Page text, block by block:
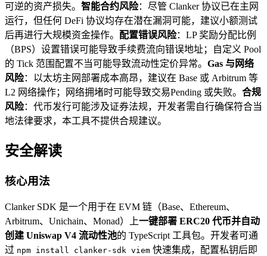
可逆的资产损失。 智能合约风险：尽管 Clanker 协议已在主网
运行，但任何 DeFi 协议均存在潜在漏洞可能，建议小额测试
后再进行大规模资金操作。 配置错误风险：LP 奖励分配比例
（BPS）设置错误可能导致手续费流向错误地址；自定义 Pool
的 Tick 范围配置不当可能导致流动性定价异常。 Gas 与网络
风险：以太坊主网部署成本高昂，建议在 Base 或 Arbitrum 等
L2 网络操作；网络拥堵时可能导致交易Pending 或失败。 合规
风险：代币发行可能涉及证券法规，开发者需自行确保符合当
地法律要求，本工具不提供合规建议。
安全解读
核心用法
Clanker SDK 是一个用于在 EVM 链（Base、Ethereum、
Arbitrum、Unichain、Monad）上一键部署 ERC20 代币并自动
创建 Uniswap V4 流动性池的 TypeScript 工具包。开发者可通
过 npm install clanker-sdk viem 快速集成，配置私钥后即